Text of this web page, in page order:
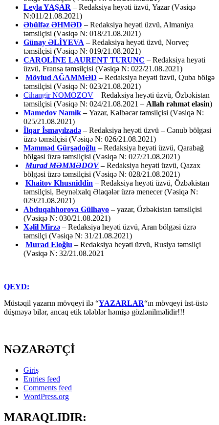
Leyla YAŞAR – Redaksiya heyəti üzvü, Yazar (Vəsiqə
N:011/21.08.2021)
Əbülfəz ƏHMƏD – Redaksiya heyəti üzvü, Almaniya
təmsilçisi (Vəsiqə N: 018/21.08.2021)
Günay ƏLİYEVA – Redaksiya heyəti üzvü, Norveç
təmsilçisi (Vəsiqə N: 019/21.08.2021)
CAROLİNE LAURENT TURUNC – Redaksiya heyəti
üzvü, Fransa təmsilçisi (Vəsiqə N: 022/21.08.2021)
Mövlud AĞAMMƏD – Redaksiya heyəti üzvü, Quba bölgə
təmsilçisi (Vəsiqə N: 023/21.08.2021)
Cihangir NOMOZOV – Redaksiya heyəti üzvü, Özbəkistan
təmsilçisi (Vəsiqə N: 024/21.08.2021 – Allah rəhmət eləsin)
Mamedov Namik–Yazar, Kəlbəcər təmsilçisi (Vəsiqə N:
025/21.08.2021)
İlqar İsmayılzadə – Redaksiya heyəti üzvü – Cənub bölgəsi
üzrə təmsilçisi (Vəsiqə N: 026/21.08.2021)
Məmməd Gürşadoğlu –Redaksiya heyəti üzvü, Qarabağ
bölgəsi üzrə təmsilçisi (Vəsiqə N: 027/21.08.2021)
Murad MƏMMƏDOV –Redaksiya heyəti üzvü, Qazax
bölgəsi üzrə təmsilçisi (Vəsiqə N: 028/21.08.2021)
Khaitov Khusniddin – Redaksiya heyəti üzvü, Özbəkistan
təmsilçisi, Beynəlxalq Əlaqələr üzrə menecer (Vəsiqə N:
029/21.08.2021)
Abduqahhorova Gülhayo – yazar, Özbəkistan təmsilçisi
(Vəsiqə N: 030/21.08.2021)
Xəlil Mirzə – Redaksiya heyəti üzvü, Aran bölgəsi üzrə
təmsilçi (Vəsiqə N: 31/21.08.2021)
Murad Eloğlu – Redaksiya heyəti üzvü, Rusiya təmsilçi
(Vəsiqə N: 32/21.08.2021
QEYD:
Müstəqil yazarın mövqeyi ilə “YAZARLAR“ın mövqeyi üst-üstə
düşməyə bilər, ancaq etik tələblər həmişə gözlənilməlidir!!!
NƏZARƏTÇİ
Giriş
Entries feed
Comments feed
WordPress.org
MARAQLIDIR: